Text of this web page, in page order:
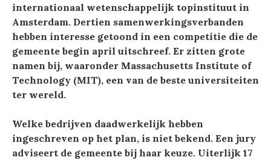
internationaal wetenschappelijk topinstituut in
Amsterdam. Dertien samenwerkingsverbanden
hebben interesse getoond in een competitie die de
gemeente begin april uitschreef. Er zitten grote
namen bij, waaronder Massachusetts Institute of
Technology (MIT), een van de beste universiteiten
ter wereld.
Welke bedrijven daadwerkelijk hebben
ingeschreven op het plan, is niet bekend. Een jury
adviseert de gemeente bij haar keuze. Uiterlijk 17